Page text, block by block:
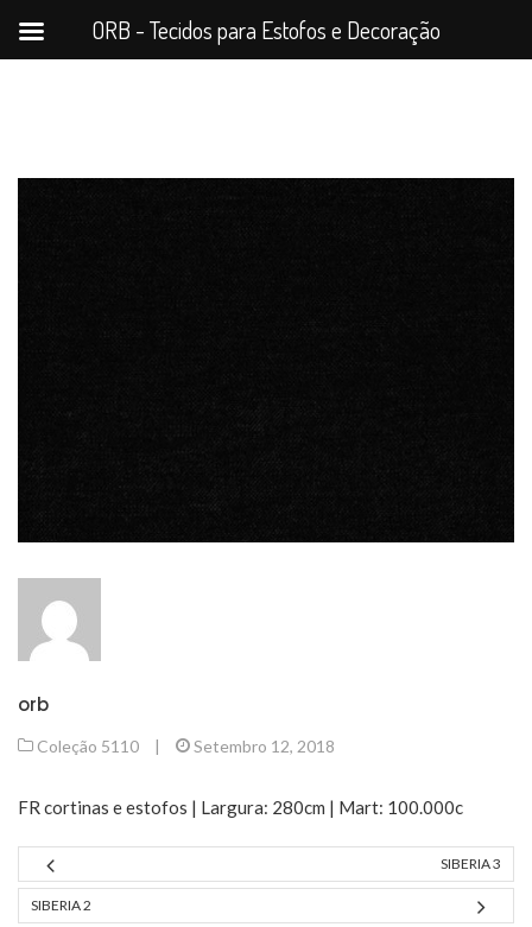
orb
Coleção 5110 | Setembro 12, 2018
FR cortinas e estofos | Largura: 280cm | Mart: 100.000c
SIBERIA 3
SIBERIA 2
ORB - Tecidos para Estofos e Decoração